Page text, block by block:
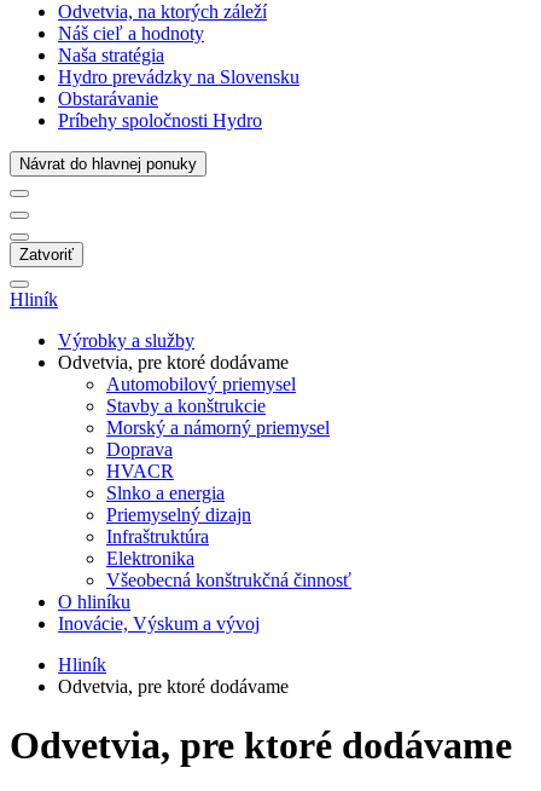
Odvetvia, na ktorých záleží
Náš cieľ a hodnoty
Naša stratégia
Hydro prevádzky na Slovensku
Obstarávanie
Príbehy spoločnosti Hydro
Návrat do hlavnej ponuky
Zatvoriť
Hliník
Výrobky a služby
Odvetvia, pre ktoré dodávame
Automobilový priemysel
Stavby a konštrukcie
Morský a námorný priemysel
Doprava
HVACR
Slnko a energia
Priemyselný dizajn
Infraštruktúra
Elektronika
Všeobecná konštrukčná činnosť
O hliníku
Inovácie, Výskum a vývoj
Hliník
Odvetvia, pre ktoré dodávame
Odvetvia, pre ktoré dodávame